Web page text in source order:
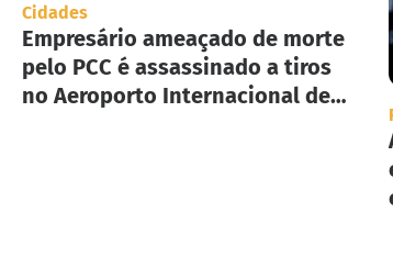
Cidades
Empresário ameaçado de morte
pelo PCC é assassinado a tiros
no Aeroporto Internacional de